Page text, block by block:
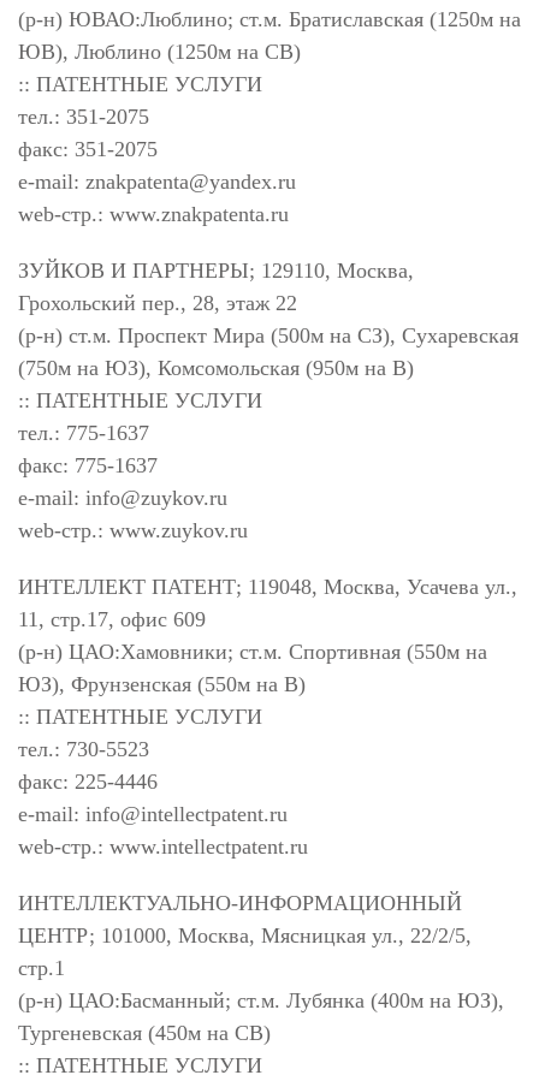
(р-н) ЮВАО:Люблино; ст.м. Братиславская (1250м на
ЮВ), Люблино (1250м на СВ)
:: ПАТЕНТНЫЕ УСЛУГИ
тел.: 351-2075
факс: 351-2075
e-mail: znakpatenta@yandex.ru
web-стр.: www.znakpatenta.ru
ЗУЙКОВ И ПАРТНЕРЫ; 129110, Москва,
Грохольский пер., 28, этаж 22
(р-н) ст.м. Проспект Мира (500м на СЗ), Сухаревская
(750м на ЮЗ), Комсомольская (950м на В)
:: ПАТЕНТНЫЕ УСЛУГИ
тел.: 775-1637
факс: 775-1637
e-mail: info@zuykov.ru
web-стр.: www.zuykov.ru
ИНТЕЛЛЕКТ ПАТЕНТ; 119048, Москва, Усачева ул.,
11, стр.17, офис 609
(р-н) ЦАО:Хамовники; ст.м. Спортивная (550м на
ЮЗ), Фрунзенская (550м на В)
:: ПАТЕНТНЫЕ УСЛУГИ
тел.: 730-5523
факс: 225-4446
e-mail: info@intellectpatent.ru
web-стр.: www.intellectpatent.ru
ИНТЕЛЛЕКТУАЛЬНО-ИНФОРМАЦИОННЫЙ
ЦЕНТР; 101000, Москва, Мясницкая ул., 22/2/5,
стр.1
(р-н) ЦАО:Басманный; ст.м. Лубянка (400м на ЮЗ),
Тургеневская (450м на СВ)
:: ПАТЕНТНЫЕ УСЛУГИ